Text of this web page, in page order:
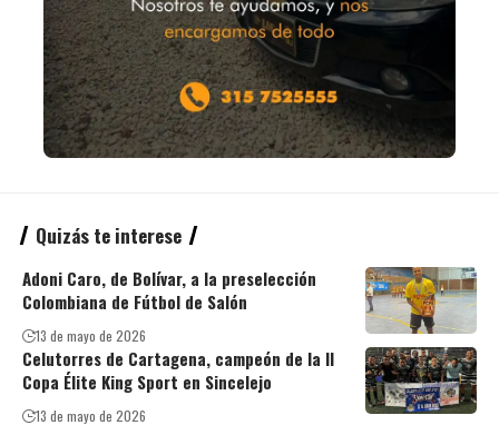
Quizás te interese
Adoni Caro, de Bolívar, a la preselección
Colombiana de Fútbol de Salón
13 de mayo de 2026
Celutorres de Cartagena, campeón de la II
Copa Élite King Sport en Sincelejo
13 de mayo de 2026